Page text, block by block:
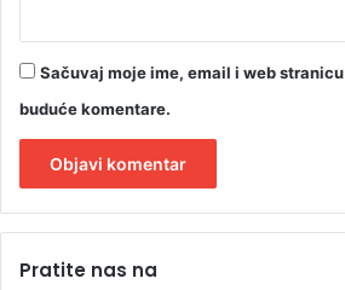
Sačuvaj moje ime, email i web
buduće komentare.
tPratite nas na